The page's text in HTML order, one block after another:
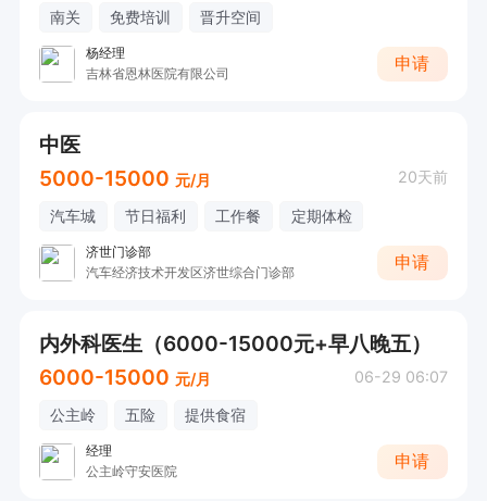
南关 免费培训 晋升空间
杨经理
吉林省恩林医院有限公司
申请
中医
5000-15000 元/月 20天前
汽车城 节日福利 工作餐 定期体检
济世门诊部
汽车经济技术开发区济世综合门诊部
申请
内外科医生（6000-15000元+早八晚五）
6000-15000 元/月 06-29 06:07
公主岭 五险 提供食宿
经理
公主岭守安医院
申请